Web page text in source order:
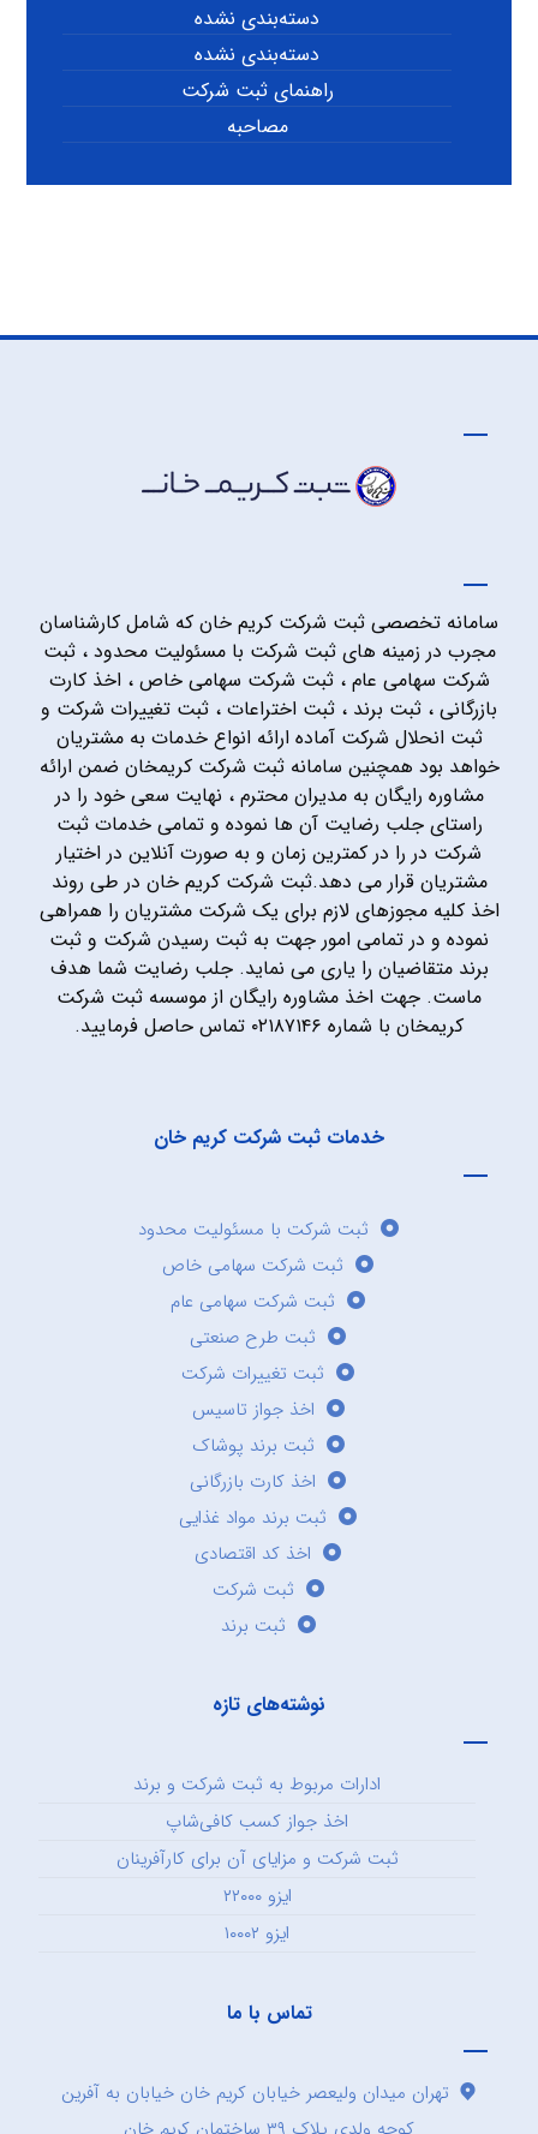
دسته‌بندی نشده
دسته‌بندی نشده
راهنمای ثبت شرکت
مصاحبه
سامانه تخصصی ثبت شرکت کریم خان که شامل کارشناسان
مجرب در زمینه های ثبت شرکت با مسئولیت محدود ، ثبت
شرکت سهامی عام ، ثبت شرکت سهامی خاص ، اخذ کارت
بازرگانی ، ثبت برند ، ثبت اختراعات ، ثبت تغییرات شرکت و
ثبت انحلال شرکت آماده ارائه انواع خدمات به مشتریان
خواهد بود همچنین سامانه ثبت شرکت کریمخان ضمن ارائه
مشاوره رایگان به مدیران محترم ، نهایت سعی خود را در
راستای جلب رضایت آن ها نموده و تمامی خدمات ثبت
شرکت در را در کمترین زمان و به صورت آنلاین در اختیار
مشتریان قرار می دهد.ثبت شرکت کریم خان در طی روند
اخذ کلیه مجوزهای لازم برای یک شرکت مشتریان را همراهی
نموده و در تمامی امور جهت به ثبت رسیدن شرکت و ثبت
برند متقاضیان را یاری می نماید. جلب رضایت شما هدف
ماست. جهت اخذ مشاوره رایگان از موسسه ثبت شرکت
کریمخان با شماره ۰۲۱۸۷۱۴۶ تماس حاصل فرمایید.
خدمات ثبت شرکت کریم خان
ثبت شرکت با مسئولیت محدود
ثبت شرکت سهامی خاص
ثبت شرکت سهامی عام
ثبت طرح صنعتی
ثبت تغییرات شرکت
اخذ جواز تاسیس
ثبت برند پوشاک
اخذ کارت بازرگانی
ثبت برند مواد غذایی
اخذ کد اقتصادی
ثبت شرکت
ثبت برند
نوشته‌های تازه
ادارات مربوط به ثبت شرکت و برند
اخذ جواز کسب کافی‌شاپ
ثبت شرکت و مزایای آن برای کارآفرینان
ایزو ۲۲۰۰۰
ایزو ۱۰۰۰۲
تماس با ما
تهران میدان ولیعصر خیابان کریم خان خیابان به آفرین